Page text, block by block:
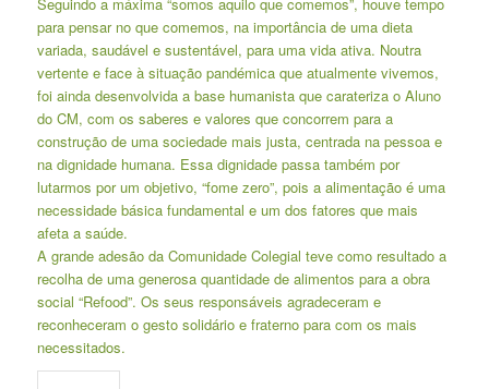
para pensar no que comemos, na importância de uma dieta
variada, saudável e sustentável, para uma vida ativa. Noutra
vertente e face à situação pandémica que atualmente vivemos,
foi ainda desenvolvida a base humanista que carateriza o Aluno
do CM, com os saberes e valores que concorrem para a
construção de uma sociedade mais justa, centrada na pessoa e
na dignidade humana. Essa dignidade passa também por
lutarmos por um objetivo, “fome zero”, pois a alimentação é uma
necessidade básica fundamental e um dos fatores que mais
afeta a saúde.
A grande adesão da Comunidade Colegial teve como resultado a
recolha de uma generosa quantidade de alimentos para a obra
social “Refood”. Os seus responsáveis agradeceram e
reconheceram o gesto solidário e fraterno para com os mais
necessitados.